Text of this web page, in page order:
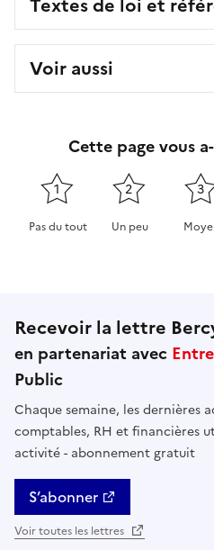
Voir aussi
Cette page vous
1
Pas du tout
2
Un peu
3
Recevoir la lettre
en partenariat avec
Public
Chaque semaine, les dernières
comptables, RH et financières
activité - abonnement gratuit
S’abonner
Voir toutes les lettres